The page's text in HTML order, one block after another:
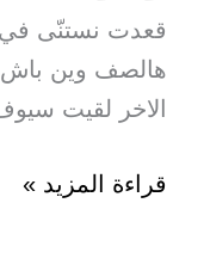
قعدت نستنّى
هالصف وين
الاخر لقيت
وينو
قراءة المزيد »